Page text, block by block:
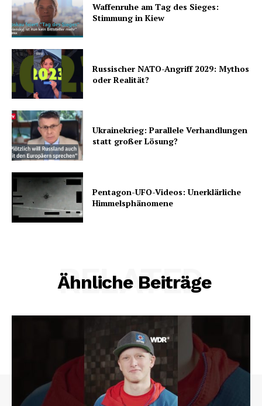
Waffenruhe am Tag des Sieges:
Stimmung in Kiew
Russischer NATO-Angriff 2029: Mythos
oder Realität?
Ukrainekrieg: Parallele Verhandlungen
statt großer Lösung?
Pentagon-UFO-Videos: Unerklärliche
Himmelsphänomene
Ähnliche Beiträge
RELATED